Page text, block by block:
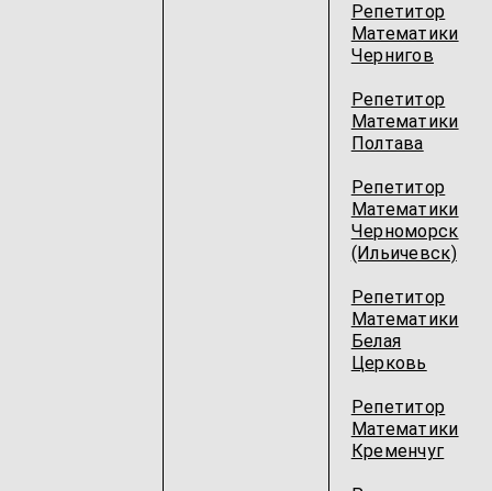
Репетитор
Математики
Чернигов
Репетитор
Математики
Полтава
Репетитор
Математики
Черноморск
(Ильичевск)
Репетитор
Математики
Белая
Церковь
Репетитор
Математики
Кременчуг